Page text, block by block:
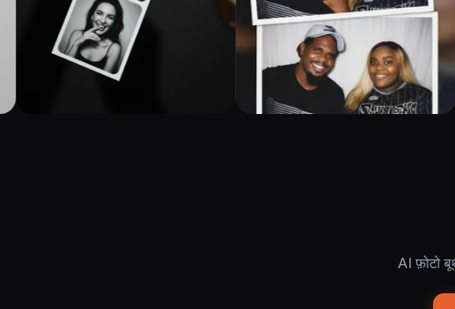
AI फ़ोटो